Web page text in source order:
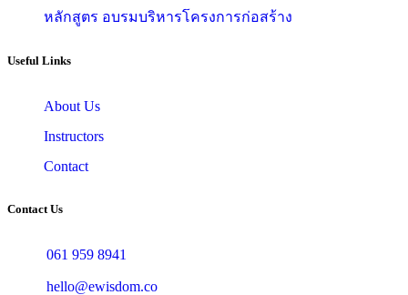
หลักสูตร อบรมบริหารโครงการก่อสร้าง
Useful Links
About Us
Instructors
Contact
Contact Us
061 959 8941
hello@ewisdom.co